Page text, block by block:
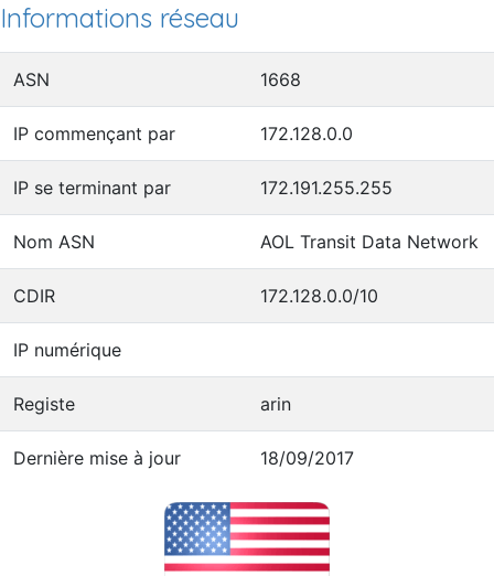
Informations réseau
ASN 1668
IP commençant par 172.128.0.0
IP se terminant par 172.191.255.255
Nom ASN AOL Transit Data Network
CDIR 172.128.0.0/10
IP numérique
Registe arin
Dernière mise à jour 18/09/2017